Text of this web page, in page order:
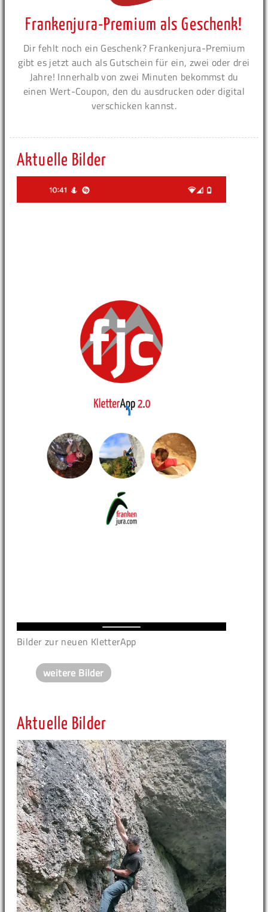
Frankenjura-Premium als Geschenk!
Dir fehlt noch ein Geschenk? Frankenjura-Premium
gibt es jetzt auch als Gutschein für ein, zwei oder drei
Jahre! Innerhalb von zwei Minuten bekommst du
einen Wert-Coupon, den du ausdrucken oder digital
verschicken kannst.
Aktuelle Bilder
Bilder zur neuen KletterApp
weitere Bilder
Aktuelle Bilder